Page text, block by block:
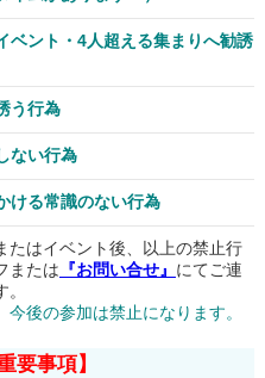
ベント・4人超える集まりへ勧誘
う行為
ない行為
ける常識のない行為
たはイベント後、以上の禁止行
または 『お問い合せ』 にてご連
後の参加は禁止になります。
要事項】